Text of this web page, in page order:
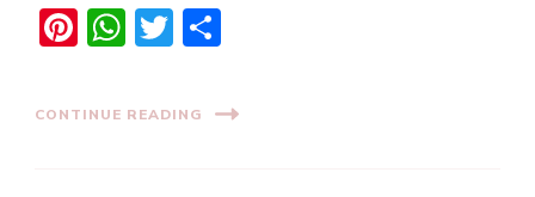
Pinterest
WhatsApp
Twitter
CONTINUE READING